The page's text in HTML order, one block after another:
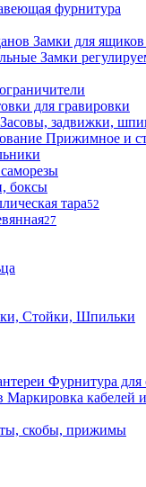
фурнитура
Замки для
Замки
для гравировки
Засовы, задвижки,
Прижимное и
боксы
тара52
27
Стойки, Шпильки
Фурнитура для
Маркировка кабелей
скобы, прижимы